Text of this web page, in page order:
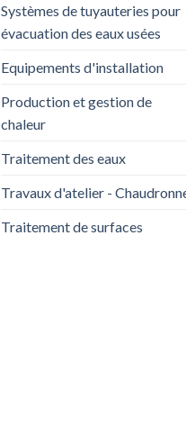
Systèmes de tuyauteries pour
évacuation des eaux usées
Equipements d'installation
Production et gestion de
chaleur
Traitement des eaux
Travaux d'atelier -
Traitement de surfaces